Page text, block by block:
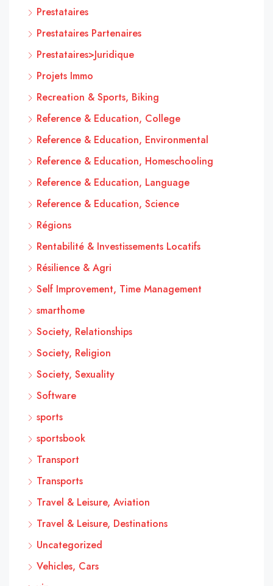
Prestataires
Prestataires Partenaires
Prestataires>Juridique
Projets Immo
Recreation & Sports, Biking
Reference & Education, College
Reference & Education, Environmental
Reference & Education, Homeschooling
Reference & Education, Language
Reference & Education, Science
Régions
Rentabilité & Investissements Locatifs
Résilience & Agri
Self Improvement, Time Management
smarthome
Society, Relationships
Society, Religion
Society, Sexuality
Software
sports
sportsbook
Transport
Transports
Travel & Leisure, Aviation
Travel & Leisure, Destinations
Uncategorized
Vehicles, Cars